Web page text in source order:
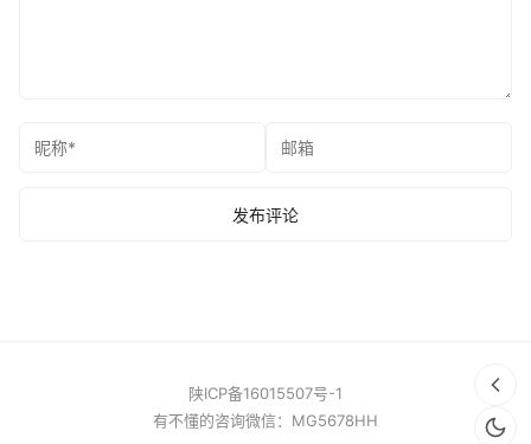
陕ICP备16015507号-1
有不懂的咨询微信：MG5678HH